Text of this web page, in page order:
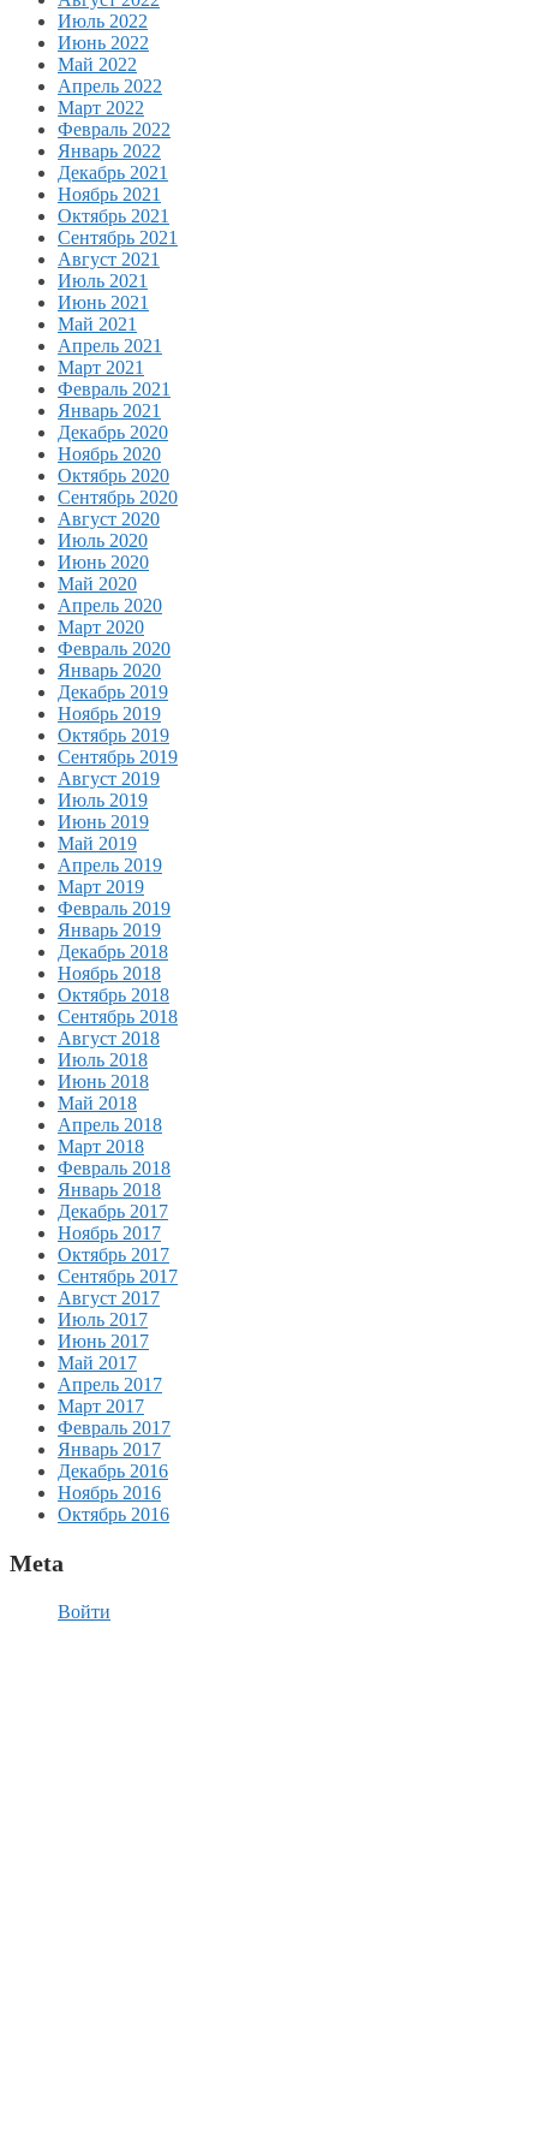
Июль 2022
Июнь 2022
Май 2022
Апрель 2022
Март 2022
Февраль 2022
Январь 2022
Декабрь 2021
Ноябрь 2021
Октябрь 2021
Сентябрь 2021
Август 2021
Июль 2021
Июнь 2021
Май 2021
Апрель 2021
Март 2021
Февраль 2021
Январь 2021
Декабрь 2020
Ноябрь 2020
Октябрь 2020
Сентябрь 2020
Август 2020
Июль 2020
Июнь 2020
Май 2020
Апрель 2020
Март 2020
Февраль 2020
Январь 2020
Декабрь 2019
Ноябрь 2019
Октябрь 2019
Сентябрь 2019
Август 2019
Июль 2019
Июнь 2019
Май 2019
Апрель 2019
Март 2019
Февраль 2019
Январь 2019
Декабрь 2018
Ноябрь 2018
Октябрь 2018
Сентябрь 2018
Август 2018
Июль 2018
Июнь 2018
Май 2018
Апрель 2018
Март 2018
Февраль 2018
Январь 2018
Декабрь 2017
Ноябрь 2017
Октябрь 2017
Сентябрь 2017
Август 2017
Июль 2017
Июнь 2017
Май 2017
Апрель 2017
Март 2017
Февраль 2017
Январь 2017
Декабрь 2016
Ноябрь 2016
Октябрь 2016
Meta
Войти